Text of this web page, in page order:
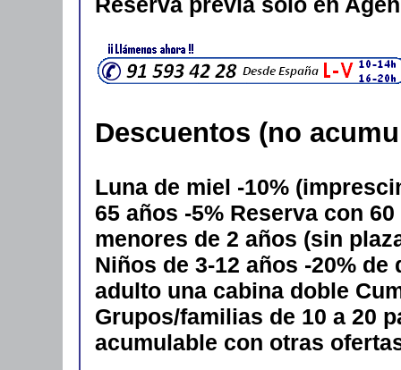
Descuentos (no
Luna de miel -10%
65 años -5% Reserva con
menores de 2 años (sin
Niños de 3-12 años -20%
adulto una cabina doble
Grupos/familias de 10 a 20
acumulable con otras